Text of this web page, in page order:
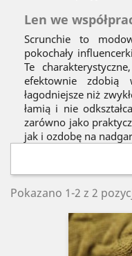
Len we
Scrunchie to
pokochały
Te
efektownie
łagodniejsze niż
łamią i nie
zarówno jako
jak i ozdobę na
Pokazano 1-2 z 2